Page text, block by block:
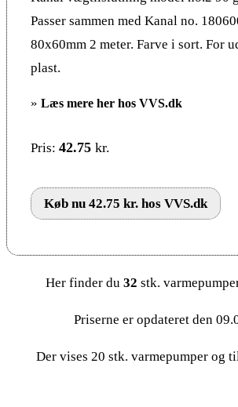
Passer sammen med Kanal no.
80x60mm 2 meter. Farve i sort. For
plast.
» Læs mere her hos VVS.dk
Pris: 42.75 kr.
Køb nu 42.75 kr. hos VVS.dk
Her finder du 32 stk.
Priserne er opdateret den
Der vises 20 stk. varmepumper og